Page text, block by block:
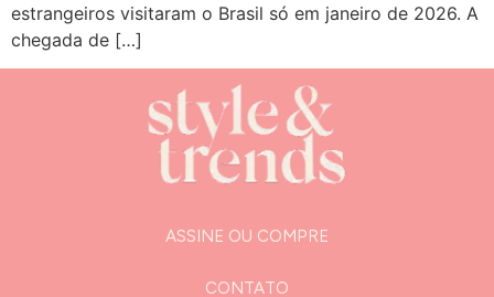
estrangeiros visitaram o Brasil só em janeiro de 2026. A
chegada de […]
ASSINE OU COMPRE
CONTATO